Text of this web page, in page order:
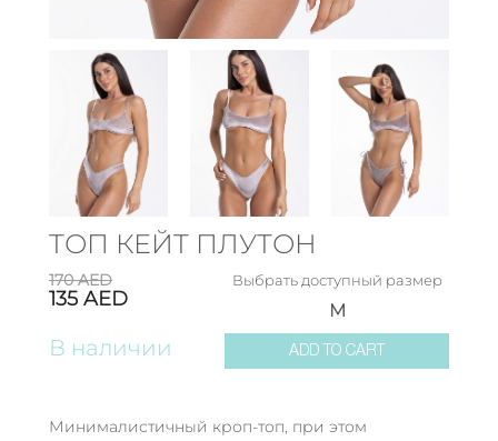
ТОП КЕЙТ ПЛУТОН
170AED
135 AED
В наличии
Выбрать доступный размер
M
ADD TO CART
Минималистичный кроп-топ, при этом